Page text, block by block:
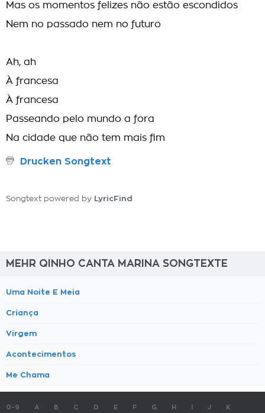
Mas os momentos felizes não estão escondidos
Nem no passado nem no futuro
Ah, ah
À francesa
À francesa
Passeando pelo mundo a fora
Na cidade que não tem mais fim
Drucken Songtext
Songtext powered by LyricFind
MEHR QINHO CANTA MARINA SONGTEXTE
Uma Noite E Meia
Criança
Virgem
Acontecimentos
Me Chama
0-9 A B C D E F G H J
K